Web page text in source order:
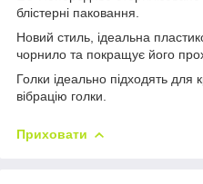
блістерні паковання.
Новий стиль, ідеальна
чорнило та покращує його
Голки ідеально підходять для
вібрацію голки.
Приховати